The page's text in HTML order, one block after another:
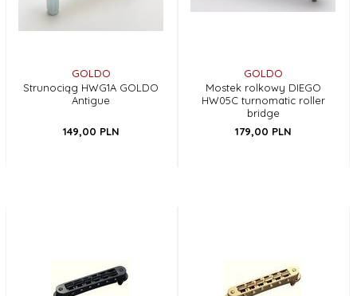
GOLDO
Strunociąg HWG1A GOLDO
Antigue
149,00 PLN
GOLDO
Mostek rolkowy DIEGO
HW05C turnomatic roller
bridge
179,00 PLN